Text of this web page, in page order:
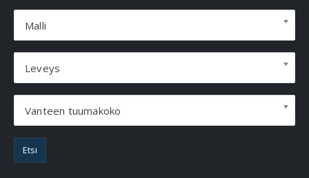
Malli
Leveys
Vanteen tuumakoko
Etsi